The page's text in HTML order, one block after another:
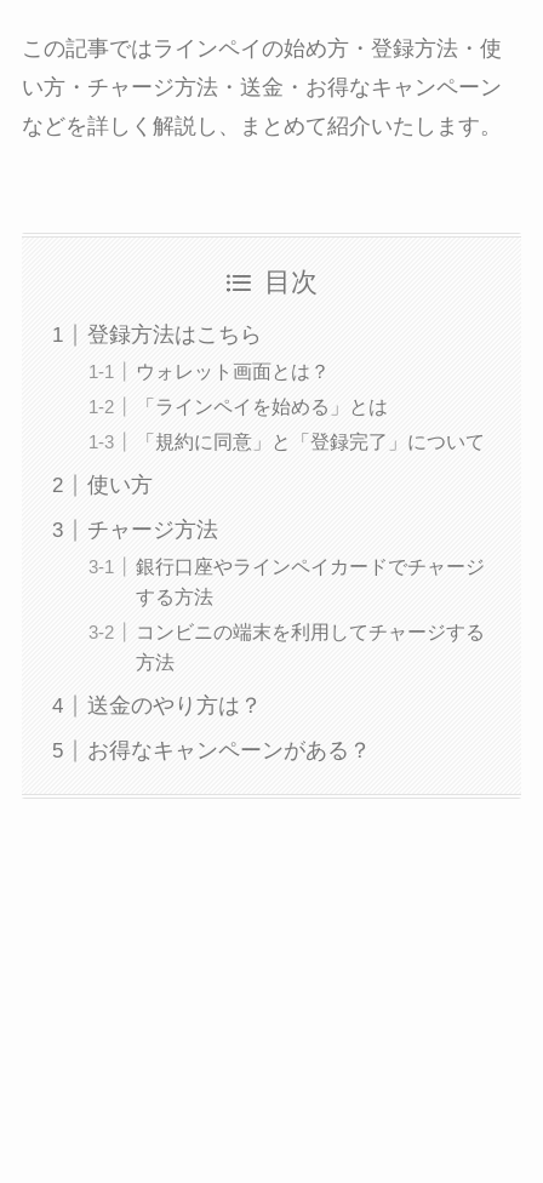
この記事ではラインペイの始め方・登録方法・使
い方・チャージ方法・送金・お得なキャンペーン
などを詳しく解説し、まとめて紹介いたします。
目次
登録方法はこちら
ウォレット画面とは？
「ラインペイを始める」とは
「規約に同意」と「登録完了」について
使い方
チャージ方法
銀行口座やラインペイカードでチャージ
する方法
コンビニの端末を利用してチャージする
方法
送金のやり方は？
お得なキャンペーンがある？